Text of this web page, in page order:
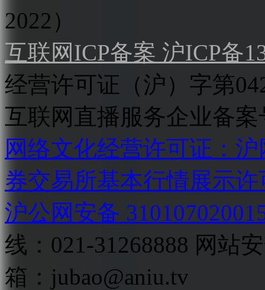
2022）
互联网ICP备案 沪ICP备
经营许可证（沪）字第
互联网直播服务企业备案
网络文化经营许可证：
券交易所基本行情展示许
沪公网安备
线：021-31268888 网站
箱： jubao@aniu.tv